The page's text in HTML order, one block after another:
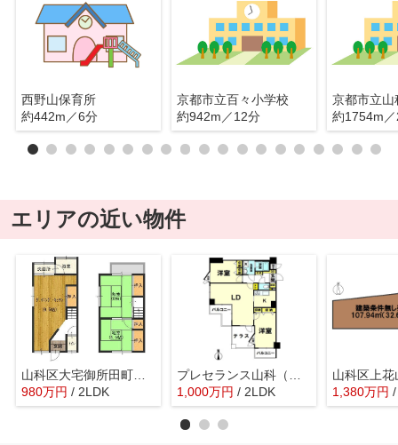
西野山保育所
約442m／6分
京都市立百々小学校
約942m／12分
京都市立山
約1754m
エリアの近い物件
山科区大宅御所田町 中古戸建
980万円 / 2LDK
プレセランス山科（賃貸オーナーチェンジ）
1,000万円 / 2LDK 1,380万円